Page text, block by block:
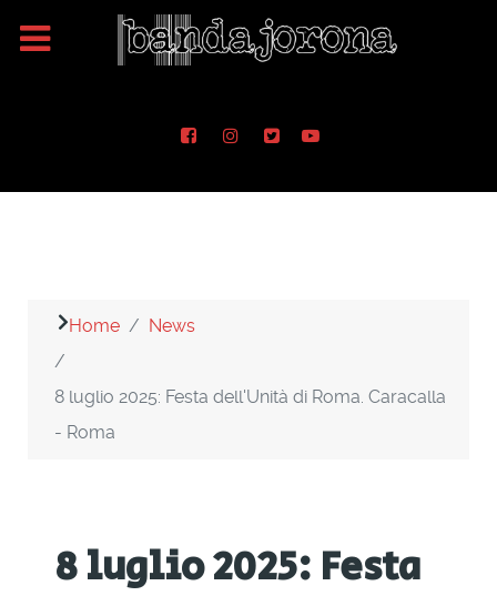
Home News
8 luglio 2025: Festa dell'Unità di Roma. Caracalla
- Roma
8 luglio 2025: Festa